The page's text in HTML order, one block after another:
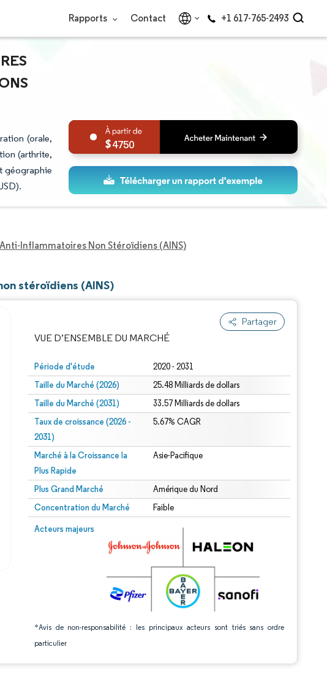
Rapports Contact +1 617-765-2493
(orale,
(arthrite,
géographie
4750
Inflammatoires Non Stéroïdiens (AINS)
stéroïdiens (AINS)
Partager
VUE D’ENSEMBLE DU MARCHÉ
Période d'étude 2020 - 2031
Taille du Marché (2026) 25.48 Milliards de dollars
Taille du Marché (2031) 33.57 Milliards de dollars
Taux de croissance (2026 -
2031)
5.67% CAGR
Marché à la Croissance la
Plus Rapide
Asie-Pacifique
Plus Grand Marché Amérique du Nord
Concentration du Marché Faible
Acteurs majeurs
*Avis de non-responsabilité : les principaux acteurs sont triés sans ordre
particulier
Image © Mordor Intelligence. La réutilisation nécessite une attribution sous CC BY 4.0.
nécessite une attribution sous CC BY 4.0.